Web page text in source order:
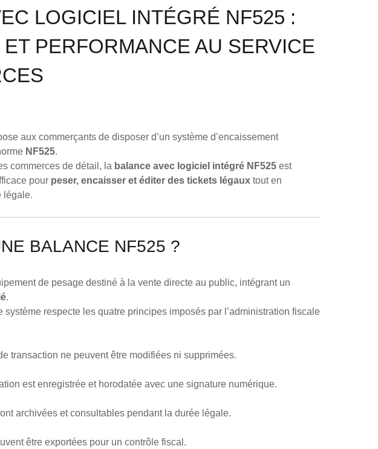
LOGICIEL INTÉGRÉ NF525 :
PERFORMANCE AU SERVICE
aux commerçants de disposer d’un système d’encaissement
NF525.
commerces de détail, la balance avec logiciel intégré NF525est
pour peser, encaisser et éditer des tickets légauxtout en
légale.
BALANCE NF525 ?
de pesage destiné à la vente directe au public, intégrant un
.
système respecte les quatre principes imposés par l’administration fiscale
transaction ne peuvent être modifiées ni supprimées.
est enregistrée et horodatée avec une signature numérique.
archivées et consultables pendant la durée légale.
être exportées pour un contrôle fiscal.